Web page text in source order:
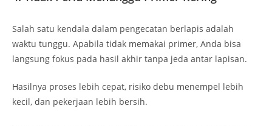
Salah satu kendala dalam pengecatan berlapis adalah
waktu tunggu. Apabila tidak memakai primer, Anda bisa
langsung fokus pada hasil akhir tanpa jeda antar lapisan.
Hasilnya proses lebih cepat, risiko debu menempel lebih
kecil, dan pekerjaan lebih bersih.